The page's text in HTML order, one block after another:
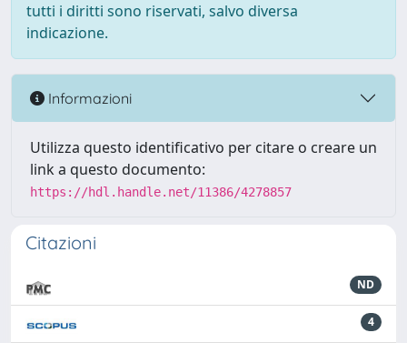
tutti i diritti sono riservati, salvo diversa
indicazione.
Informazioni
Utilizza questo identificativo per citare o creare un
link a questo documento:
https://hdl.handle.net/11386/4278857
Citazioni
ND
4